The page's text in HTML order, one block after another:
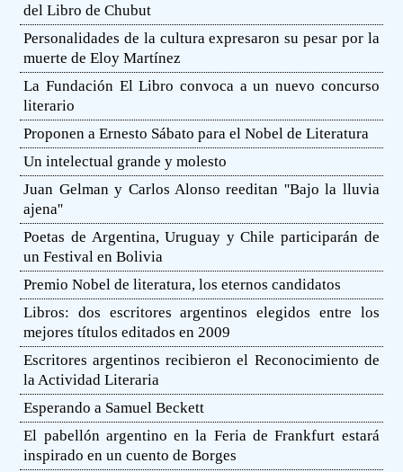
del Libro de Chubut
Personalidades de la cultura expresaron su pesar por la
muerte de Eloy Martínez
La Fundación El Libro convoca a un nuevo concurso
literario
Proponen a Ernesto Sábato para el Nobel de Literatura
Un intelectual grande y molesto
Juan Gelman y Carlos Alonso reeditan ''Bajo la lluvia
ajena''
Poetas de Argentina, Uruguay y Chile participarán de
un Festival en Bolivia
Premio Nobel de literatura, los eternos candidatos
Libros: dos escritores argentinos elegidos entre los
mejores títulos editados en 2009
Escritores argentinos recibieron el Reconocimiento de
la Actividad Literaria
Esperando a Samuel Beckett
El pabellón argentino en la Feria de Frankfurt estará
inspirado en un cuento de Borges